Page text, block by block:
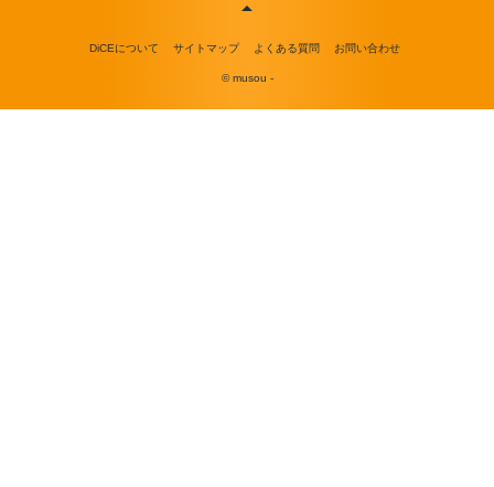
DiCEについて サイトマップ よくある質問 お問い合わせ
© musou -